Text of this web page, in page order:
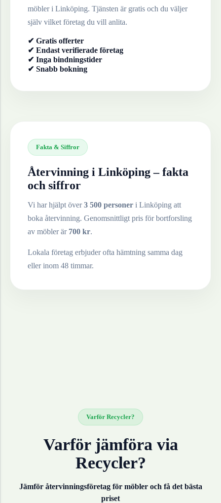
möbleri Linköping. Tjänsten är gratis och du väljer
själv vilket företag du vill anlita.
✔ Gratis offerter
✔ Endast verifierade företag
✔ Inga bindningstider
✔ Snabb bokning
Fakta & Siffror
Återvinning i Linköping– fakta
och siffror
Vi har hjälpt över3 500 personer i Linköping att
boka återvinning. Genomsnittligt pris för bortforsling
av möblerär 700 kr.
Lokala företag erbjuder ofta hämtning samma dag
eller inom 48 timmar.
Varför Recycler?
Varför jämföra via
Recycler?
Jämför återvinningsföretag för möbleroch få det bästa
priset